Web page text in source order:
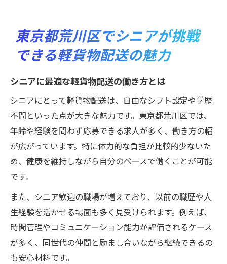
地域密着の軽貨物配送がもたらすやりがい
体力に自信がなくてもシニアが始めやすい配送
体力に不安があるシニアでも軽貨物配送は
安心
シニア向け軽貨物配送の仕事内容と工夫
無理なく続けられる軽貨物配送のコツ
軽貨物配送で体力負担を減らす働き方
未経験シニアも安心の軽貨物配送仕事選び方
シニア未経験でも安心な軽貨物配送の始め
方
軽貨物配送でシニアが重視すべき求人ポイ
東京都荒川区でシニアが挑戦
できる軽貨物配送の魅力
シニアに最適な軽貨物配送の働き方とは
シニアにとって軽貨物配送は、自由なシフト設定や学歴
不問といった点が大きな魅力です。東京都荒川区では、
年齢や経験を問わず応募できる求人が多く、働き方の幅
が広がっています。特に体力的な負担が比較的少ないた
め、健康を維持しながら自分のペースで働くことが可能
です。
また、シニア歓迎の職場が増えており、以前の職歴や人
生経験を活かせる場面も多く見受けられます。例えば、
時間管理やコミュニケーション能力が評価されるケース
が多く、同世代の仲間と励まし合いながら継続できるの
も安心材料です。